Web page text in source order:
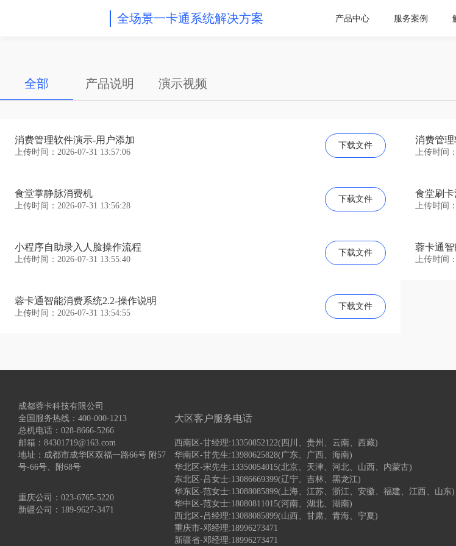
全场景一卡通系统解决方案 产品中心 服务案例
全部 产品说明 演示视频
消费管理软件演示-用户添加
上传时间：2026-07-31 13:57:06
下载文件
消费管
上传时间
食堂掌静脉消费机
上传时间：2026-07-31 13:56:28
下载文件
食堂刷
上传时间
小程序自助录入人脸操作流程
上传时间：2026-07-31 13:55:40
下载文件
蓉卡通
上传时间
蓉卡通智能消费系统2.2-操作说明
上传时间：2026-07-31 13:54:55
下载文件
成都蓉卡科技有限公司
全国服务热线：400-000-1213
总机电话：028-8666-5266
邮箱：84301719@163.com
地址：成都市成华区双福一路66号 附57
号-66号、附68号
重庆公司：023-6765-5220
新疆公司：189-9627-3471
大区客户服务电话
西南区-甘经理:13350852122(四川、贵州、云南、西藏)
华南区-甘先生:13980625828(广东、广西、海南)
华北区-宋先生:13350054015(北京、天津、河北、山西、内蒙古)
东北区-吕女士:13086669399(辽宁、吉林、黑龙江)
华东区-范女士:13088085899(上海、江苏、浙江、安徽、福建、江西、山东)
华中区-范女士:18080811015(河南、湖北、湖南)
西北区-吕经理:13088085899(山西、甘肃、青海、宁夏)
重庆市-邓经理:18996273471
新疆省-邓经理:18996273471